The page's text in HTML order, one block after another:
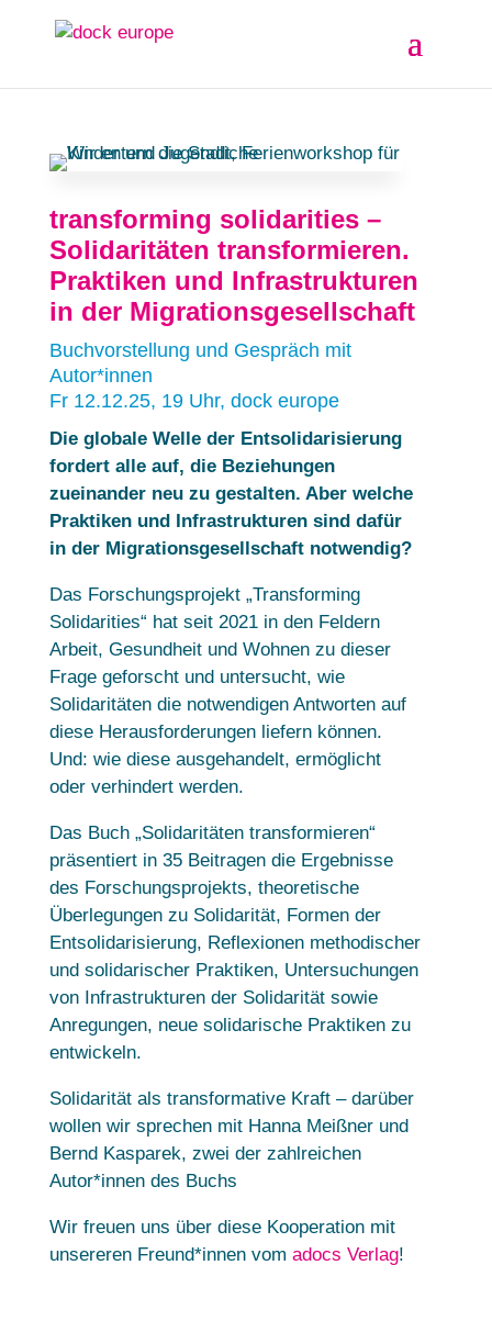
transforming solidarities –
Solidaritäten transformieren.
Praktiken und Infrastrukturen
in der Migrationsgesellschaft
Buchvorstellung und Gespräch mit
Autor*innen
Fr 12.12.25, 19 Uhr, dock europe
Die globale Welle der Entsolidarisierung
fordert alle auf, die Beziehungen
zueinander neu zu gestalten. Aber welche
Praktiken und Infrastrukturen sind dafür
in der Migrationsgesellschaft notwendig?
Das Forschungsprojekt „Transforming
Solidarities“ hat seit 2021 in den Feldern
Arbeit, Gesundheit und Wohnen zu dieser
Frage geforscht und untersucht, wie
Solidaritäten die notwendigen Antworten auf
diese Herausforderungen liefern können.
Und: wie diese ausgehandelt, ermöglicht
oder verhindert werden.
Das Buch „Solidaritäten transformieren“
präsentiert in 35 Beitragen die Ergebnisse
des Forschungsprojekts, theoretische
Überlegungen zu Solidarität, Formen der
Entsolidarisierung, Reflexionen methodischer
und solidarischer Praktiken, Untersuchungen
von Infrastrukturen der Solidarität sowie
Anregungen, neue solidarische Praktiken zu
entwickeln.
Solidarität als transformative Kraft – darüber
wollen wir sprechen mit Hanna Meißner und
Bernd Kasparek, zwei der zahlreichen
Autor*innen des Buchs
Wir freuen uns über diese Kooperation mit
unsereren Freund*innen vom adocs Verlag!